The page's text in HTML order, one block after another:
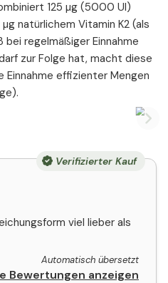
125 µg (5000 UI)
natürlichem Vitamin K2 (als
bei regelmäßiger Einnahme
zur Folge hat, macht diese
Einnahme effizienter Mengen
Verifizierter Kauf
viel lieber als
Automatisch übersetzt
Bewertungen anzeigen